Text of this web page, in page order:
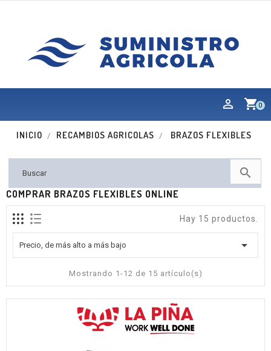
shopping_cart0
INICIO RECAMBIOS AGRICOLAS BRAZOS FLEXIBLES

COMPRAR BRAZOS FLEXIBLES ONLINE
Hay 15 productos.
Precio, de más alto a más bajo 
Mostrando 1-12 de 15 artículo(s)